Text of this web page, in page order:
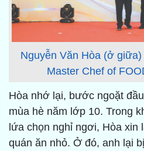
Nguyễn Văn Hòa (ở
Master Chef of
Hòa nhớ lại, bước ngoặt
mùa hè năm lớp 10. Trong
lứa chọn nghỉ ngơi, Hòa xin
quán ăn nhỏ. Ở đó, anh lại